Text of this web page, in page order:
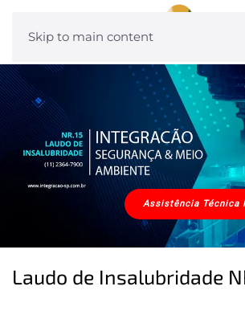
Skip to main content
Assistência Técnica
Laudo de Insalubridade